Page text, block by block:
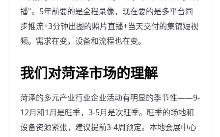
播"。5年前要的是全程录像，现在要的是多平台同
步推流+3分钟出图的照片直播+当天交付的集锦短视
频。需求在变，设备和流程也在变。
我们对菏泽市场的理解
菏泽的多元产业行业企业活动有明显的季节性——9-
12月和1月是旺季，3-5月是次旺季。旺季的场地和
设备资源紧张，建议提前3-4周预定。本地会展中心